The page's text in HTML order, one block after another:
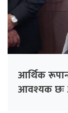
आर्थिक
आवश्यक छः